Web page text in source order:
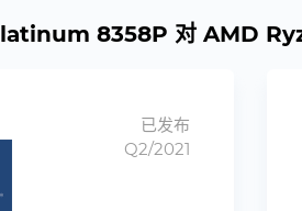
8358P 对 AMD
已发布
Q2/2021